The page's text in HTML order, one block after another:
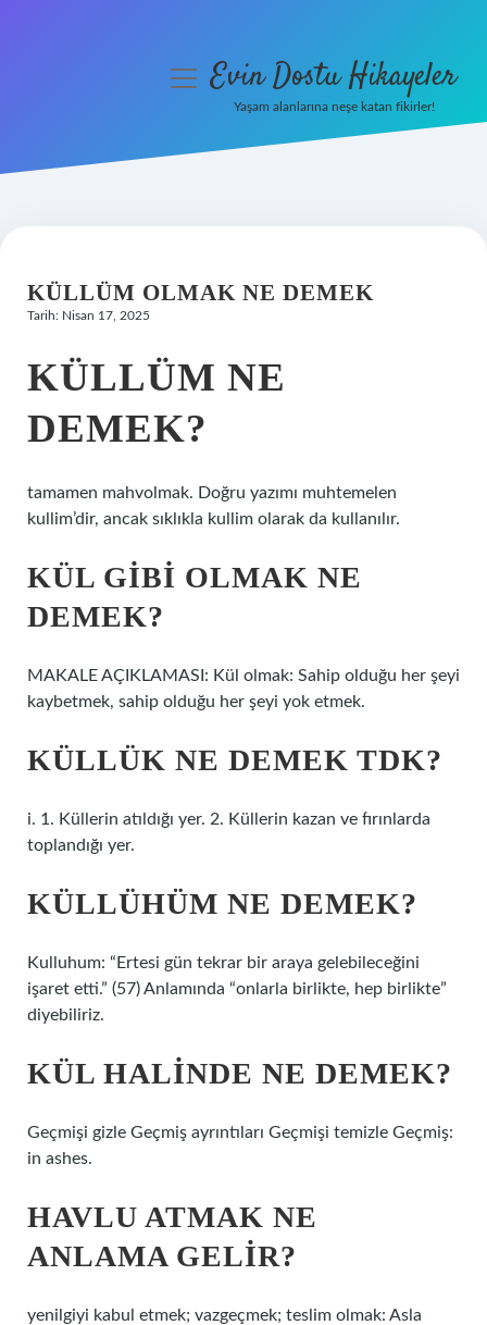
Hakkımızda
menüyüEvin Dostu Hikayeler
Yaşam alanlarına neşe katan fikirler!
KÜLLÜM OLMAK NE DEMEK
Tarih: Nisan 17, 2025
KÜLLÜM NE
DEMEK?
tamamen mahvolmak. Doğru yazımı muhtemelen
kullim’dir, ancak sıklıkla kullim olarak da kullanılır.
KÜL GIBI OLMAK NE
DEMEK?
MAKALE AÇIKLAMASI: Kül olmak: Sahip olduğu her şeyi
kaybetmek, sahip olduğu her şeyi yok etmek.
KÜLLÜK NE DEMEK TDK?
i. 1. Küllerin atıldığı yer. 2. Küllerin kazan ve fırınlarda
toplandığı yer.
KÜLLÜHÜM NE DEMEK?
Kulluhum: “Ertesi gün tekrar bir araya gelebileceğini
işaret etti.” (57) Anlamında “onlarla birlikte, hep birlikte”
diyebiliriz.
KÜL HALINDE NE DEMEK?
Geçmişi gizle Geçmiş ayrıntıları Geçmişi temizle Geçmiş:
in ashes.
HAVLU ATMAK NE
ANLAMA GELIR?
yenilgiyi kabul etmek; vazgeçmek; teslim olmak: Asla